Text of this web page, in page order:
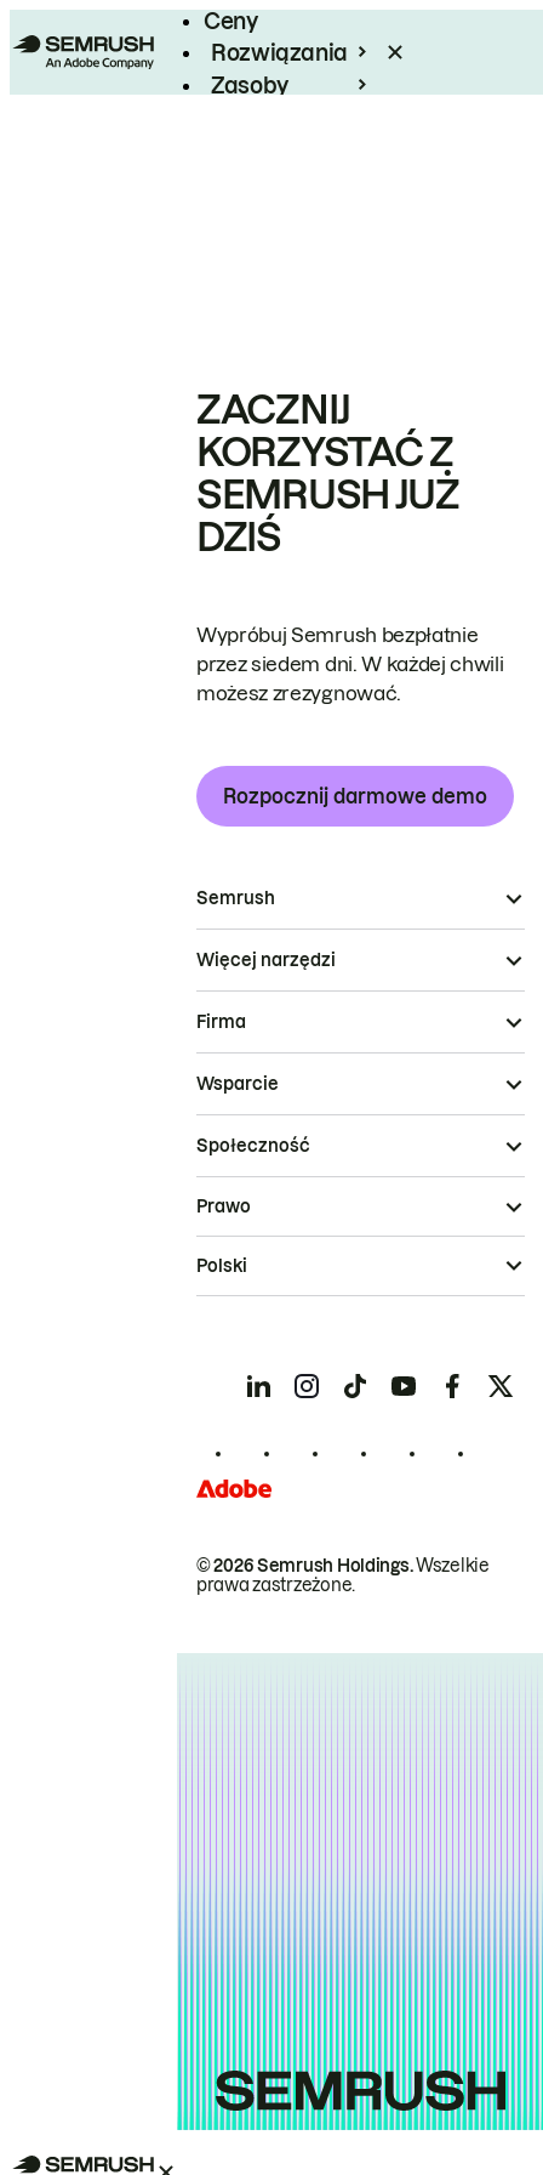
Ceny
Rozwiązania
Zasoby
ZACZNIJ
KORZYSTAĆ Z
SEMRUSH JUŻ
DZIŚ
Wypróbuj Semrush bezpłatnie
przez siedem dni. W każdej chwili
możesz zrezygnować.
Rozpocznij darmowe demo
Semrush
Więcej narzędzi
Firma
Wsparcie
Społeczność
© 2026 Semrush Holdings.Wszelkie
prawa zastrzeżone.
Prawo
Polski